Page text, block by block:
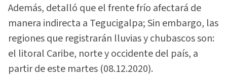
Además, detalló que el frente frío afectará de
manera indirecta a Tegucigalpa; Sin embargo, las
regiones que registrarán lluvias y chubascos son:
el litoral Caribe, norte y occidente del país, a
partir de este martes (08.12.2020).